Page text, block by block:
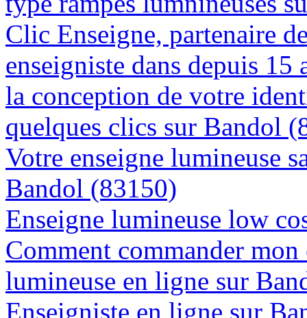
Clic Enseigne, partenaire
enseigniste dans depuis
la conception de votre
quelques clics sur Bandol
Votre enseigne lumineuse
Bandol (83150)
Enseigne lumineuse low
Comment commander
lumineuse en ligne sur
Enseigniste en ligne sur